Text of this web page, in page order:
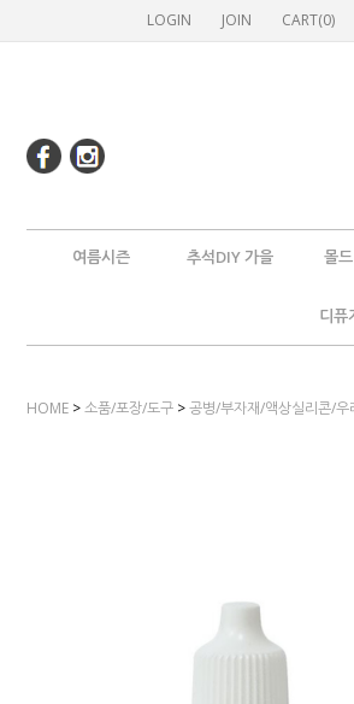
LOGIN JOIN CART(0)
여름시즌 추석DIY 가을 몰
디퓨
HOME >소품/포장/도구 >공병/부자재/액상실리콘/우